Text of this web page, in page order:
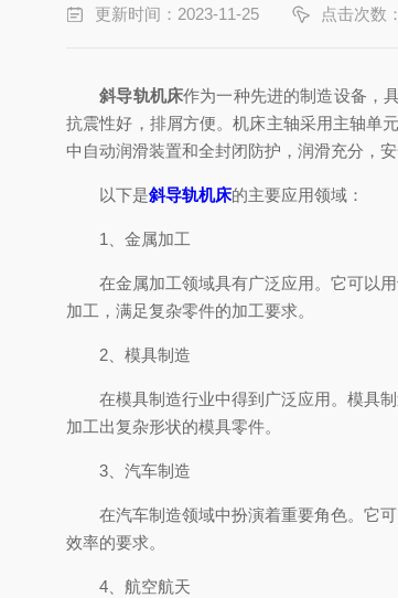
更新时间：2023-11-25 点击次数
斜导轨机床作为一种先进的制造设备，
抗震性好，排屑方便。机床主轴采用主轴单
中自动润滑装置和全封闭防护，润滑充分，安
以下是斜导轨机床的主要应用领域：
1、金属加工
在金属加工领域具有广泛应用。它可以用
加工，满足复杂零件的加工要求。
2、模具制造
在模具制造行业中得到广泛应用。模具制
加工出复杂形状的模具零件。
3、汽车制造
在汽车制造领域中扮演着重要角色。它可
效率的要求。
4、航空航天